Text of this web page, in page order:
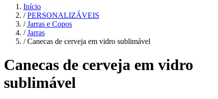
Início
/ PERSONALIZÁVEIS
/ Jarras e Copos
/ Jarras
/ Canecas de cerveja em vidro sublimável
Canecas de cerveja em vidro
sublimável